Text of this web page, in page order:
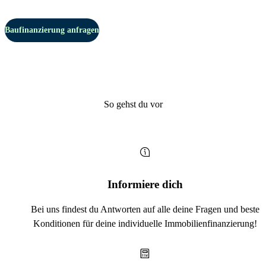
Baufinanzierung anfragen
So gehst du vor
Informiere dich
Bei uns findest du Antworten auf alle deine Fragen und beste
Konditionen für deine individuelle Immobilienfinanzierung!